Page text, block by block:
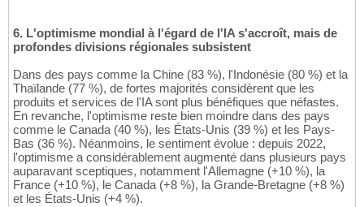
6. L'optimisme mondial à l'égard de l'IA s'accroît, mais de
profondes divisions régionales subsistent
Dans des pays comme la Chine (83 %), l'Indonésie (80 %) et la
Thaïlande (77 %), de fortes majorités considèrent que les
produits et services de l'IA sont plus bénéfiques que néfastes.
En revanche, l'optimisme reste bien moindre dans des pays
comme le Canada (40 %), les États-Unis (39 %) et les Pays-
Bas (36 %). Néanmoins, le sentiment évolue : depuis 2022,
l'optimisme a considérablement augmenté dans plusieurs pays
auparavant sceptiques, notamment l'Allemagne (+10 %), la
France (+10 %), le Canada (+8 %), la Grande-Bretagne (+8 %)
et les États-Unis (+4 %).